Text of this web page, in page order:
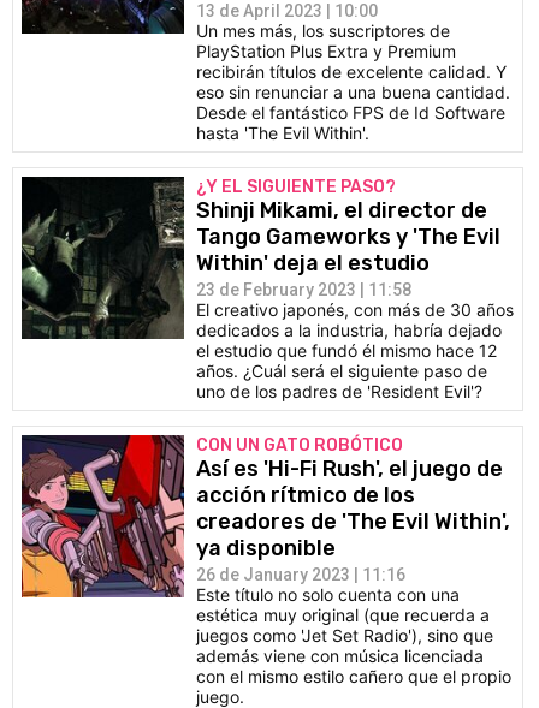
13 de April 2023 | 10:00
Un mes más, los suscriptores de
PlayStation Plus Extra y Premium
recibirán títulos de excelente calidad. Y
eso sin renunciar a una buena cantidad.
Desde el fantástico FPS de Id Software
hasta 'The Evil Within'.
¿Y EL SIGUIENTE PASO?
Shinji Mikami, el director de
Tango Gameworks y 'The Evil
Within' deja el estudio
23 de February 2023 | 11:58
El creativo japonés, con más de 30 años
dedicados a la industria, habría dejado
el estudio que fundó él mismo hace 12
años. ¿Cuál será el siguiente paso de
uno de los padres de 'Resident Evil'?
CON UN GATO ROBÓTICO
Así es 'Hi-Fi Rush', el juego de
acción rítmico de los
creadores de 'The Evil Within',
ya disponible
26 de January 2023 | 11:16
Este título no solo cuenta con una
estética muy original (que recuerda a
juegos como 'Jet Set Radio'), sino que
además viene con música licenciada
con el mismo estilo cañero que el propio
juego.